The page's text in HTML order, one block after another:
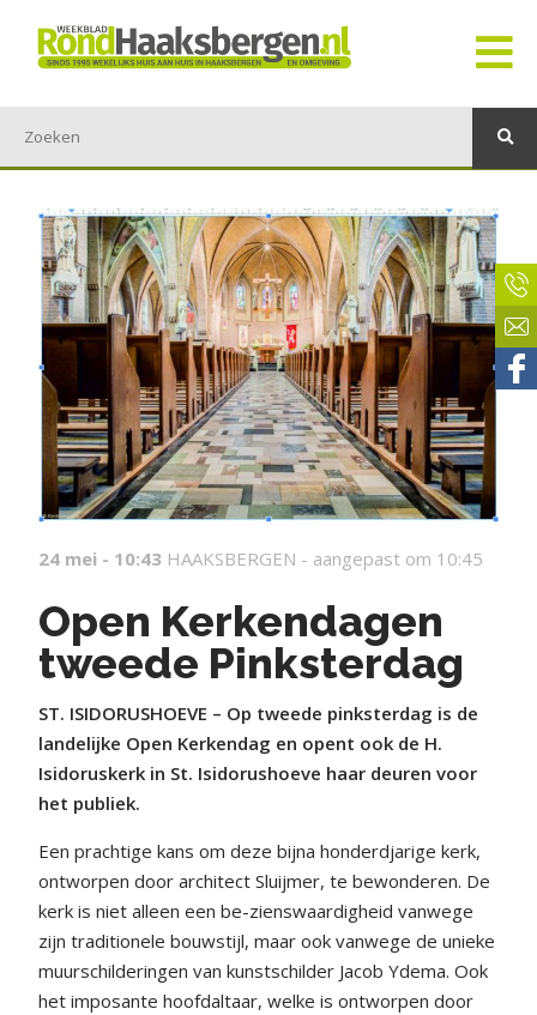
24 mei - 10:43 HAAKSBERGEN - aangepast om 10:45
Open Kerkendagen
tweede Pinksterdag
ST. ISIDORUSHOEVE – Op tweede pinksterdag is de
landelijke Open Kerkendag en opent ook de H.
Isidoruskerk in St. Isidorushoeve haar deuren voor
het publiek.
Een prachtige kans om deze bijna honderdjarige kerk,
ontworpen door architect Sluijmer, te bewonderen. De
kerk is niet alleen een be-zienswaardigheid vanwege
zijn traditionele bouwstijl, maar ook vanwege de unieke
muurschilderingen van kunstschilder Jacob Ydema. Ook
het imposante hoofdaltaar, welke is ontworpen door